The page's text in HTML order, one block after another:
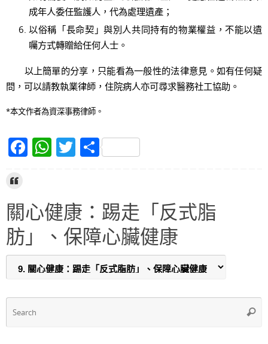
成年人委任監護人，代為處理遺產；
以俗稱「長命契」與別人共同持有的物業權益，不能以遺
囑方式轉贈給任何人士。
以上簡單的分享，只能看為一般性的法律意見。如有任何疑
問，可以請教執業律師，住院病人亦可尋求醫務社工協助。
*本文作者為資深事務律師。
F
a
e
b
o
o
k
W
h
s
A
p
p
T
w
er
S
h
e
關心健康：踢走「反式脂
肪」、保障心臟健康